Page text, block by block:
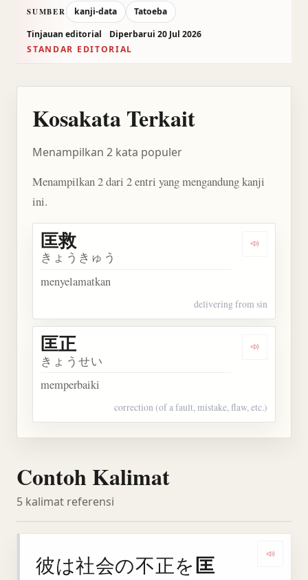
SUMBER kanji-data
Tatoeba
Tinjauan editorial
Diperbarui 20 Jul 2026
STANDAR EDITORIAL
Kosakata Terkait
Menampilkan 2 kata populer
Menampilkan 2 dari 2 entri yang mengandung kanji
ini.
Dengarkan
匡救
きょうきゅう
menyelamatkan
delivering from sin
Dengarkan
匡正
きょうせい
memperbaiki
correction (of a fault, mistake, flaw, etc.)
Contoh Kalimat
5 kalimat referensi
彼は社会の不正を匡